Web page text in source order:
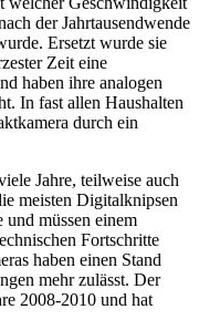
der Jahrtausendwende
Ersetzt wurde sie
Zeit eine
haben ihre analogen
In fast allen Haushalten
durch ein
Jahre, teilweise auch
meisten Digitalknipsen
und müssen einem
Fortschritte
haben einen Stand
mehr zulässt. Der
2008-2010 und hat